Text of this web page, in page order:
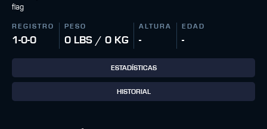
REGISTRO
1-0-0
PESO
0 LBS / 0 KG
ALTURA
-
EDAD
-
ESTADÍSTICAS
HISTORIAL